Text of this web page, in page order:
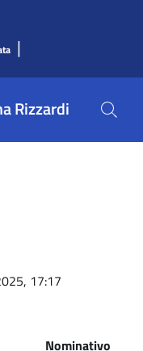
|
Rizzardi
17:17
Nominativo